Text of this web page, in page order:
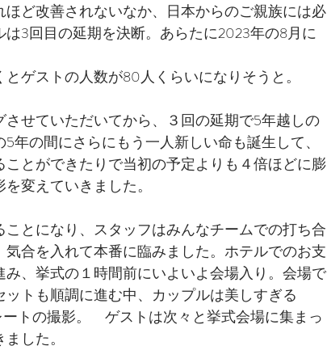
ど改善されないなか、日本からのご親族には必
3回目の延期を決断。あらたに2023年の8月に
ゲストの人数が80人くらいになりそうと。
せていただいてから、３回の延期で5年越しの
の間にさらにもう一人新しい命も誕生して、
とができたりで当初の予定よりも４倍ほどに膨
変えていきました。
とになり、スタッフはみんなチームでの打ち合
合を入れて本番に臨みました。ホテルでのお支
、挙式の１時間前にいよいよ会場入り。会場で
トも順調に進む中、カップルは美しすぎる
トの撮影。　ゲストは次々と挙式会場に集まっ
した。